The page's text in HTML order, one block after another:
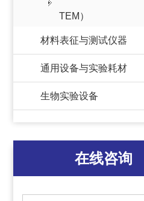
TEM）
材料表征与测试仪器
通用设备与实验耗材
生物实验设备
在线咨询